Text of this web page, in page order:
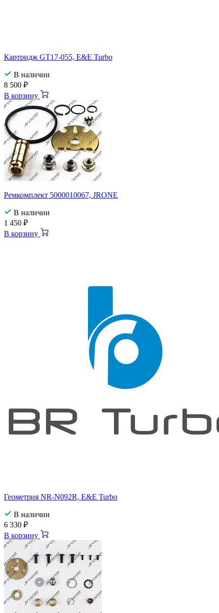
Картридж GT17-055, E&E Turbo
В наличии
8 500 ₽
В корзину
Ремкомплект 5000010067, JRONE
В наличии
1 450 ₽
В корзину
Геометрия NR-N092R, E&E Turbo
В наличии
6 330 ₽
В корзину